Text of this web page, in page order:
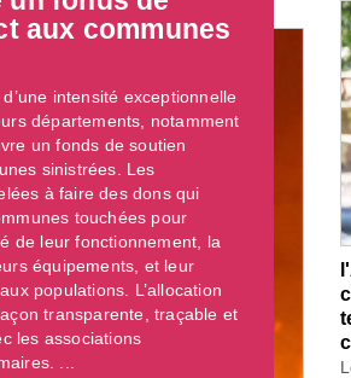
aux communes
intensité exceptionnelle
départements, notamment
un fonds de soutien
sinistrées. Les
à faire des dons qui
touchées pour
de leur fonctionnement, la
équipements, et leur
populations. L’allocation
transparente, traçable et
les associations
...